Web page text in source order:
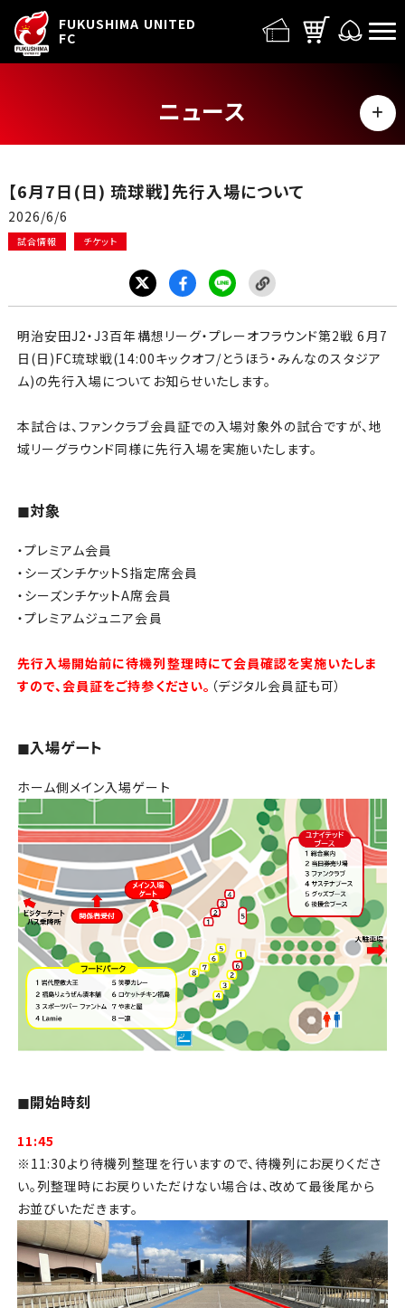
FUKUSHIMA UNITED
FC
ニュース
MENU
イベント
グッズ
アカデミー・スクール
NPO
【6月7日(日) 琉球戦】先行入場について
2026/6/6
試合情報 チケット
明治安田J2・J3百年構想リーグ・プレーオフラウンド第2戦 6月7
日(日)FC琉球戦(14:00キックオフ/とうほう・みんなのスタジア
ム)の先行入場についてお知らせいたします。
本試合は、ファンクラブ会員証での入場対象外の試合ですが、地
域リーグラウンド同様に先行入場を実施いたします。
◼︎対象
・プレミアム会員
・シーズンチケットS指定席会員
・シーズンチケットA席会員
・プレミアムジュニア会員
先行入場開始前に待機列整理時にて会員確認を実施いたしま
すので、会員証をご持参ください。 （デジタル会員証も可）
◼︎入場ゲート
ホーム側メイン入場ゲート
◼︎開始時刻
11:45
※11:30より待機列整理を行いますので、待機列にお戻りくださ
い。列整理時にお戻りいただけない場合は、改めて最後尾から
お並びいただきます。